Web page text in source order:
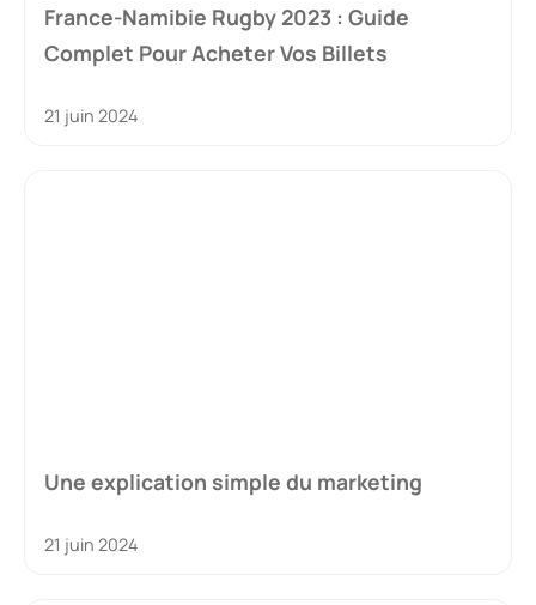
France-Namibie Rugby 2023 : Guide
Complet Pour Acheter Vos Billets
21 juin 2024
Une explication simple du marketing
21 juin 2024